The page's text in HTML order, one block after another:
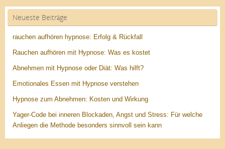
Neueste Beiträge
rauchen aufhören hypnose: Erfolg & Rückfall
Rauchen aufhören mit Hypnose: Was es kostet
Abnehmen mit Hypnose oder Diät: Was hilft?
Emotionales Essen mit Hypnose verstehen
Hypnose zum Abnehmen: Kosten und Wirkung
Yager-Code bei inneren Blockaden, Angst und Stress: Für welche
Anliegen die Methode besonders sinnvoll sein kann